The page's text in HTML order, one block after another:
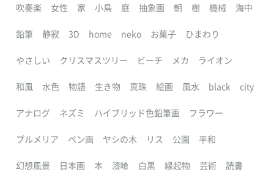
吹奏楽 女性 家 小鳥 庭 抽象画 朝 樹 機械 海中
鉛筆 静寂 3D home neko お菓子 ひまわり
やさしい クリスマスツリー ビーチ メカ ライオン
和風 水色 物語 生き物 真珠 絵画 風水 black city
アナログ ネズミ ハイブリッド色鉛筆画 フラワー
プルメリア ペン画 ヤシの木 リス 公園 平和
幻想風景 日本画 本 漆喰 白黒 縁起物 芸術 読書